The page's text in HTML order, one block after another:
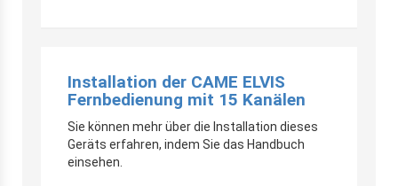
Installation der CAME ELVIS
Fernbedienung mit 15 Kanälen
Sie können mehr über die Installation dieses
Geräts erfahren, indem Sie das Handbuch
einsehen.